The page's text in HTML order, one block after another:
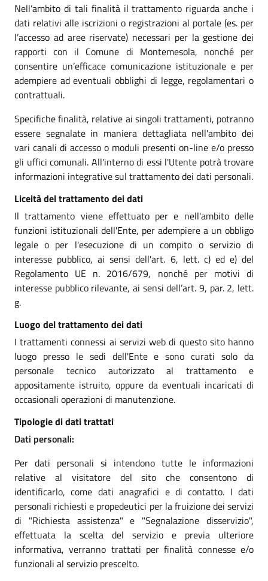
Nell’ambito di tali finalità il trattamento riguarda anche i
dati relativi alle iscrizioni o registrazioni al portale (es. per
l’accesso ad aree riservate) necessari per la gestione dei
rapporti con il Comune di Montemesola, nonché per
consentire un’efficace comunicazione istituzionale e per
adempiere ad eventuali obblighi di legge, regolamentari o
contrattuali.
Specifiche finalità, relative ai singoli trattamenti, potranno
essere segnalate in maniera dettagliata nell'ambito dei
vari canali di accesso o moduli presenti on-line e/o presso
gli uffici comunali. All'interno di essi l'Utente potrà trovare
informazioni integrative sul trattamento dei dati personali.
Liceità del trattamento dei dati
Il trattamento viene effettuato per e nell'ambito delle
funzioni istituzionali dell'Ente, per adempiere a un obbligo
legale o per l'esecuzione di un compito o servizio di
interesse pubblico, ai sensi dell'art. 6, lett. c) ed e) del
Regolamento UE n. 2016/679, nonché per motivi di
interesse pubblico rilevante, ai sensi dell’art. 9, par. 2, lett.
g.
Luogo del trattamento dei dati
I trattamenti connessi ai servizi web di questo sito hanno
luogo presso le sedi dell'Ente e sono curati solo da
personale tecnico autorizzato al trattamento e
appositamente istruito, oppure da eventuali incaricati di
occasionali operazioni di manutenzione.
Tipologie di dati trattati
Dati personali:
Per dati personali si intendono tutte le informazioni
relative al visitatore del sito che consentono di
identificarlo, come dati anagrafici e di contatto. I dati
personali richiesti e propedeutici per la fruizione dei servizi
di "Richiesta assistenza" e "Segnalazione disservizio",
effettuata la scelta del servizio e previa ulteriore
informativa, verranno trattati per finalità connesse e/o
funzionali al servizio prescelto.